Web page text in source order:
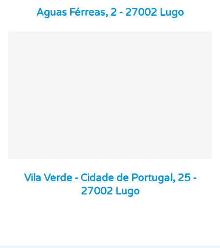
Aguas Férreas, 2 - 27002 Lugo
Vila Verde - Cidade de Portugal, 25 -
27002 Lugo